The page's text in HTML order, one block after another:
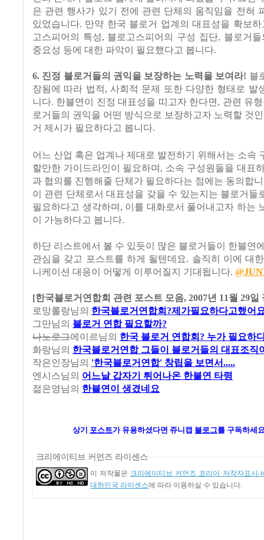
은 관련 행사가 있기 전에 관련 단체의 움직임을 전혀
있었습니다. 만약 한국 블로거 업계의 대표성을 확보하
고스피어의 특성, 블로고스피어의 구성 집단, 블로거
중요성 등에 대한 파악이 필요했다고 봅니다.
6. 진정 블로거들의 권익을 보장하는 노력을 보여라! 블
장됨에 따라 법적, 사회적 문제 또한 다양한 형태로 발
니다. 한블연이 진정 대표성을 띠고자 한다면, 관련 유
로거들의 권익을 어떤 방식으로 보장하고자 노력할 것
거 제시가 필요하다고 봅니다.
어느 산업 혹은 업계나 제대로 발전하기 위해서는 소속
할만한 가이드라인이 필요하며, 소속 구성원들을 대표
과 협의를 진행해줄 단체가 필요하다는 점에는 동의합
이 관련 단체로서 대표성을 갖을 수 있는지는 블로거 들
필요하다고 생각하며, 이를 대화로서 풀어내고자 하는
이 가능하다고 봅니다.
하단 리스트에서 볼 수 있듯이 많은 블로거들이 한블연
관심을 갖고 포스트를 하게 될텐데요. 솔직히 이에 대
니케이션 대응이 어떻게 이루어질지 기대됩니다.
[한국블로거연합회 관련 포스트 모음, 2007년 11월 29일
로망롤랑님의 한국블로거연합회?제가필요하다고했어
그만님의 블로거 연합 필요할까?
나노로그에이르님의 한국 블로거 연합회? 누가 필요하
화랑님의 한국블로거연합 그들이 블로거들의 대표조직
작은인장님의 '한국블로거연합' 창립을 보면서.....
엔시스님의 어느날 갑자기 튀어나온 한불연 타령
젊은영님의 한블연이 생겼네요
상기 포스트가유용하셨다면 쥬니캡 블로그를 구독하세
크리에이티브 커먼즈 라이센스
이 저작물은 크리에이티브 커먼즈 코리아 저작자표시-
대한민국 라이센스에 따라 이용하실 수 있습니다.